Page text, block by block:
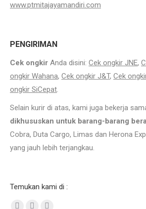
www.ptmitajayamandiri.com
PENGIRIMAN
Cek ongkir Anda disini: Cek ongkir JNE,
ongkir Wahana, Cek ongkir J&T, Cek
ongkir SiCepat.
Selain kurir di atas, kami juga bekerja
dikhususkan untuk barang-barang
Cobra, Duta Cargo, Limas dan Herona
yang jauh lebih terjangkau.
Temukan kami di :